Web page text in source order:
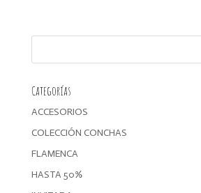
era:
es:
Categorías
ACCESORIOS
COLECCIÓN CONCHAS
FLAMENCA
HASTA 50%